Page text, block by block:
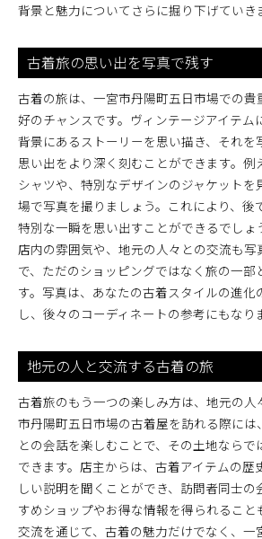
背景と魅力についてさらに掘り下げていき
古着旅の思い出を写真で残す
古着の旅は、一宮市丹陽町五日市場での
好のチャンスです。ヴィンテージアイテム
背景にあるストーリーを思い描き、それを
思い出をより深く刻むことができます。例
シャツや、特別なデザインのジャケットを
場で写真を撮りましょう。これにより、後
特別な一瞬を思い出すことができるでしょ
店内の雰囲気や、地元の人々との交流も写
で、ただのショッピングではなく旅の一部
す。写真は、あなたの古着スタイルの進化
し、後々のコーディネートの参考にもなり
地元の人と交流する古着の旅
古着旅のもう一つの楽しみ方は、地元の人
市丹陽町五日市場の古着屋を訪れる際には
との会話を楽しむことで、その土地なら
できます。店主からは、古着アイテムの歴
しい説明を聞くことができ、訪問者同士
すめショップやお得な情報を得られること
交流を通じて、古着の魅力だけでなく、一